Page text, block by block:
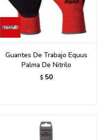
Guantes De Trabajo Equus
Palma De Nitrilo
$ 50